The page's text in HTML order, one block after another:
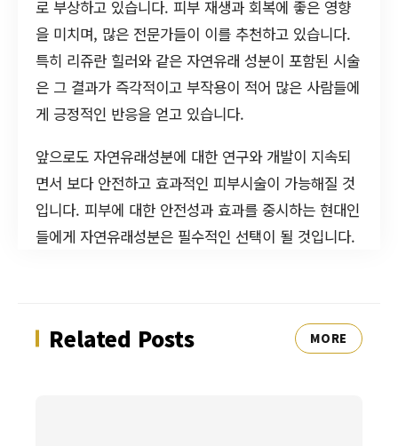
로 부상하고 있습니다. 피부 재생과 회복에 좋은 영향
을 미치며, 많은 전문가들이 이를 추천하고 있습니다.
특히 리쥬란 힐러와 같은 자연유래 성분이 포함된 시술
은 그 결과가 즉각적이고 부작용이 적어 많은 사람들에
게 긍정적인 반응을 얻고 있습니다.
앞으로도 자연유래성분에 대한 연구와 개발이 지속되
면서 보다 안전하고 효과적인 피부시술이 가능해질 것
입니다. 피부에 대한 안전성과 효과를 중시하는 현대인
들에게 자연유래성분은 필수적인 선택이 될 것입니다.
Related Posts MORE